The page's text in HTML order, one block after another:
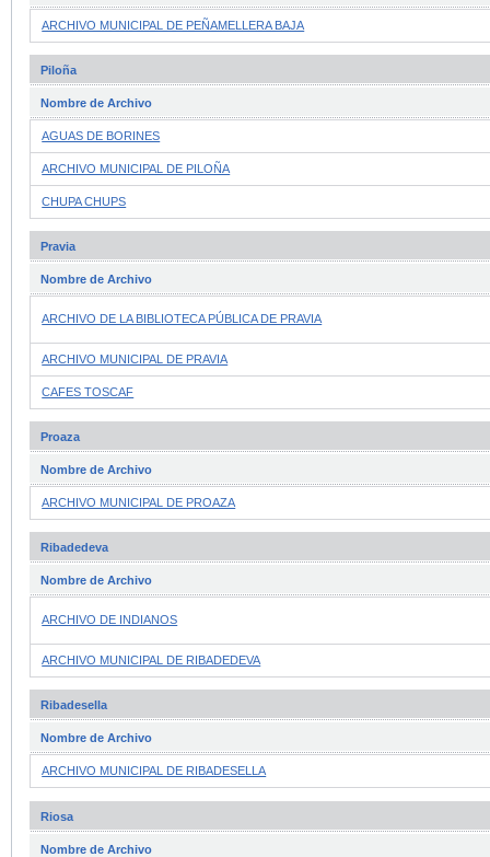
ARCHIVO MUNICIPAL DE PEÑAMELLERA BAJA
Piloña
Nombre de Archivo
AGUAS DE BORINES
ARCHIVO MUNICIPAL DE PILOÑA
CHUPA CHUPS
Pravia
Nombre de Archivo
ARCHIVO DE LA BIBLIOTECA PÚBLICA DE PRAVIA
ARCHIVO MUNICIPAL DE PRAVIA
CAFES TOSCAF
Proaza
Nombre de Archivo
ARCHIVO MUNICIPAL DE PROAZA
Ribadedeva
Nombre de Archivo
ARCHIVO DE INDIANOS
ARCHIVO MUNICIPAL DE RIBADEDEVA
Ribadesella
Nombre de Archivo
ARCHIVO MUNICIPAL DE RIBADESELLA
Riosa
Nombre de Archivo